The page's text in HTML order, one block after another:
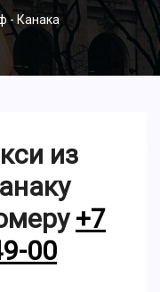
- Канака
из
+7
00